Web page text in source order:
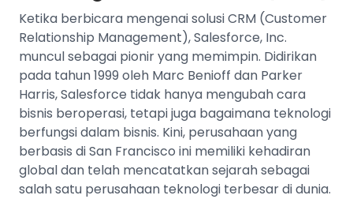
Ketika berbicara mengenai solusi CRM (Customer
Relationship Management), Salesforce, Inc.
muncul sebagai pionir yang memimpin. Didirikan
pada tahun 1999 oleh Marc Benioff dan Parker
Harris, Salesforce tidak hanya mengubah cara
bisnis beroperasi, tetapi juga bagaimana teknologi
berfungsi dalam bisnis. Kini, perusahaan yang
berbasis di San Francisco ini memiliki kehadiran
global dan telah mencatatkan sejarah sebagai
salah satu perusahaan teknologi terbesar di dunia.